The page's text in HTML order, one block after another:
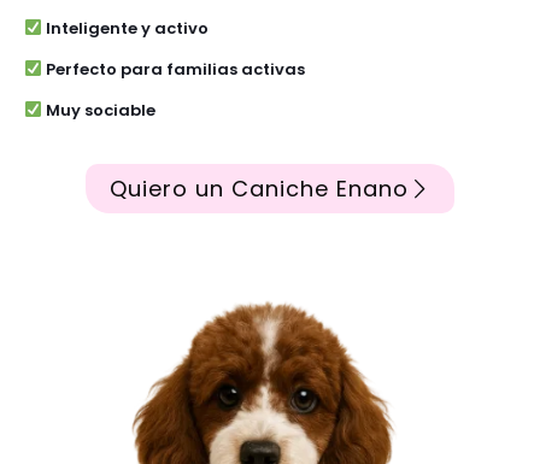
Inteligente y activo
Perfecto para familias activas
Muy sociable
Quiero un Caniche Enano